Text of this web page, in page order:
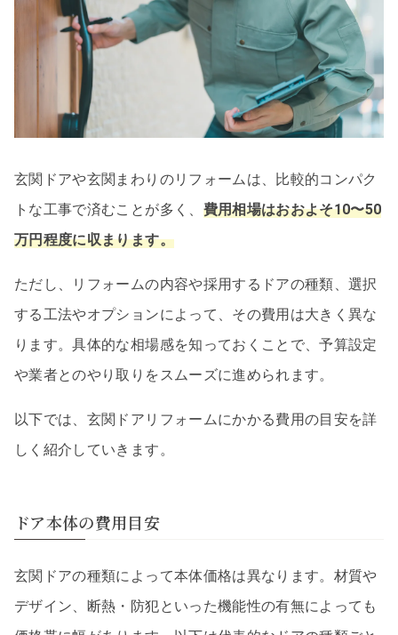
玄関ドアや玄関まわりのリフォームは、比較的コンパク
トな工事で済むことが多く、 費用相場はおおよそ10〜50
万円程度に収まります。
ただし、リフォームの内容や採用するドアの種類、選択
する工法やオプションによって、その費用は大きく異な
ります。具体的な相場感を知っておくことで、予算設定
や業者とのやり取りをスムーズに進められます。
以下では、玄関ドアリフォームにかかる費用の目安を詳
しく紹介していきます。
ドア本体の費用目安
玄関ドアの種類によって本体価格は異なります。材質や
デザイン、断熱・防犯といった機能性の有無によっても